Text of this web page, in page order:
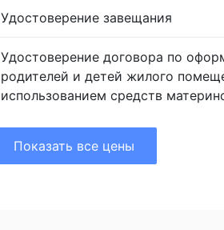
Удостоверение завещания
Удостоверение договора по
родителей и детей жилого
использованием средств
Показать все цены